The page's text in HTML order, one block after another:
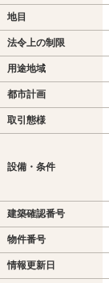
地目
法令上の制限
用途地域
都市計画
取引態様
設備・条件
建築確認番号
物件番号
情報更新日